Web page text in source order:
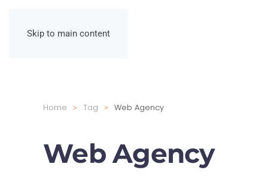
Skip to main content
Home Tag Web Agency
Web Agency